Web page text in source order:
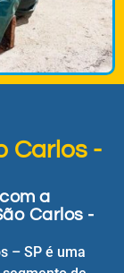
Carlos -
a
Carlos -
– SP é uma